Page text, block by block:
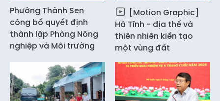
Phường Thành Sen
công bố quyết định
thành lập Phòng Nông
nghiệp và Môi trường
[Motion Graphic]
Hà Tĩnh - địa thế và
thiên nhiên kiến tạo
một vùng đất